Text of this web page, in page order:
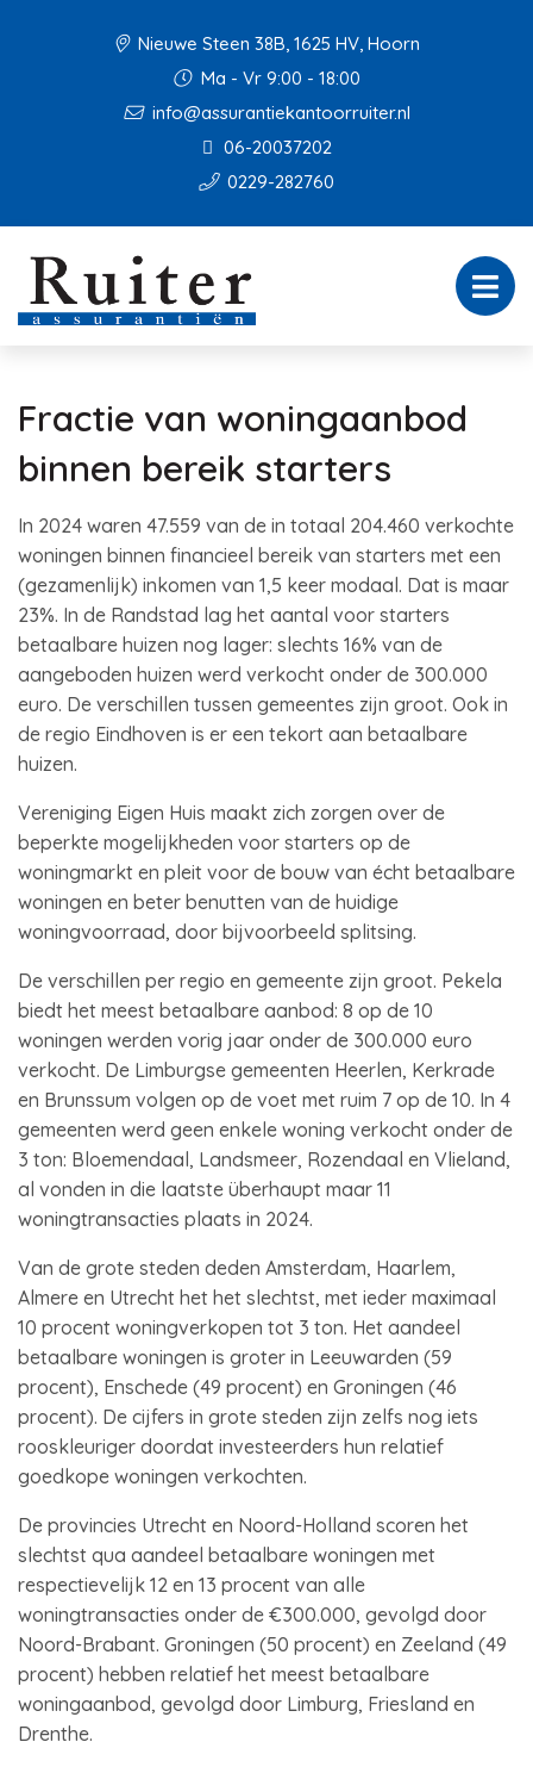
Nieuwe Steen 38B, 1625 HV, Hoorn
Ma - Vr 9:00 - 18:00
info@assurantiekantoorruiter.nl
06-20037202
0229-282760
Fractie van woningaanbod
binnen bereik starters
In 2024 waren 47.559 van de in totaal 204.460 verkochte
woningen binnen financieel bereik van starters met een
(gezamenlijk) inkomen van 1,5 keer modaal. Dat is maar
23%. In de Randstad lag het aantal voor starters
betaalbare huizen nog lager: slechts 16% van de
aangeboden huizen werd verkocht onder de 300.000
euro. De verschillen tussen gemeentes zijn groot. Ook in
de regio Eindhoven is er een tekort aan betaalbare
huizen.
Vereniging Eigen Huis maakt zich zorgen over de
beperkte mogelijkheden voor starters op de
woningmarkt en pleit voor de bouw van écht betaalbare
woningen en beter benutten van de huidige
woningvoorraad, door bijvoorbeeld splitsing.
De verschillen per regio en gemeente zijn groot. Pekela
biedt het meest betaalbare aanbod: 8 op de 10
woningen werden vorig jaar onder de 300.000 euro
verkocht. De Limburgse gemeenten Heerlen, Kerkrade
en Brunssum volgen op de voet met ruim 7 op de 10. In 4
gemeenten werd geen enkele woning verkocht onder de
3 ton: Bloemendaal, Landsmeer, Rozendaal en Vlieland,
al vonden in die laatste überhaupt maar 11
woningtransacties plaats in 2024.
Van de grote steden deden Amsterdam, Haarlem,
Almere en Utrecht het het slechtst, met ieder maximaal
10 procent woningverkopen tot 3 ton. Het aandeel
betaalbare woningen is groter in Leeuwarden (59
procent), Enschede (49 procent) en Groningen (46
procent). De cijfers in grote steden zijn zelfs nog iets
rooskleuriger doordat investeerders hun relatief
goedkope woningen verkochten.
De provincies Utrecht en Noord-Holland scoren het
slechtst qua aandeel betaalbare woningen met
respectievelijk 12 en 13 procent van alle
woningtransacties onder de €300.000, gevolgd door
Noord-Brabant. Groningen (50 procent) en Zeeland (49
procent) hebben relatief het meest betaalbare
woningaanbod, gevolgd door Limburg, Friesland en
Drenthe.